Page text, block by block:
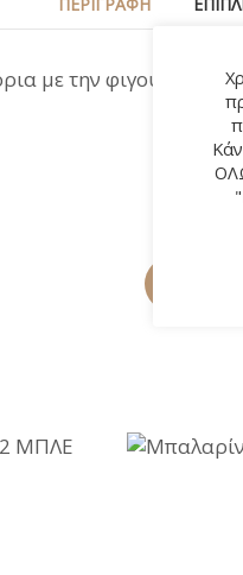
με την φιγούρα του